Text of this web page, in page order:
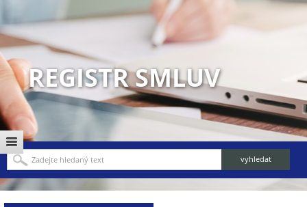
REGISTR SMLUV